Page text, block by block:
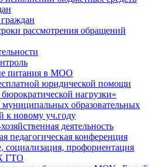
рассмотрения обращений
питания в МОО
юридической помощи
нагрузки»
муниципальных образовательных
к новому уч.году
деятельность
педагогическая конференция
социализация, профориентация
ГТО